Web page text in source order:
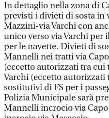
In dettaglio nella zona di
previsti i divieti di sosta in
Mazzini-via Varchi con
unico verso via Varchi per
per le navette. Divieti di
Mannelli nei tratti via
(eccetto autorizzati tra cui
Varchi (eccetto autorizzati
sostitutivi di FS per i
Polizia Municipale sarà
Mannelli incrocio via